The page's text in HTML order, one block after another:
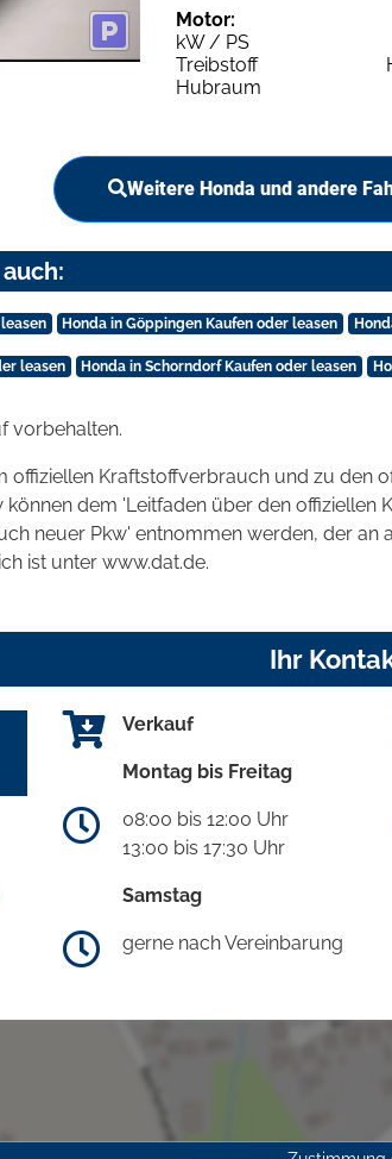
Motor:
kW / PS
Treibstoff
Hubraum
Weitere Honda und andere
Honda in Göppingen Kaufen oder leasen
leasen Honda in Schorndorf Kaufen oder leasen
vorbehalten.
offiziellen Kraftstoffverbrauch und zu den
dem 'Leitfaden über den offiziellen
neuer Pkw' entnommen werden, der
ist unter www.dat.de.
Ihr
Verkauf
Montag bis Freitag
08:00 bis 12:00 Uhr
13:00 bis 17:30 Uhr
Samstag
gerne nach Vereinbarung